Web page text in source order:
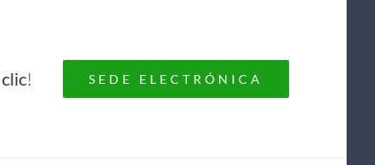
! SEDE ELECTRÓNICA